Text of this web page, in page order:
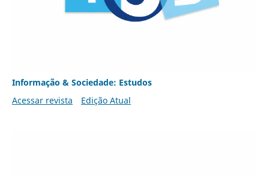
Informação & Sociedade: Estudos
Acessar revista
Edição Atual